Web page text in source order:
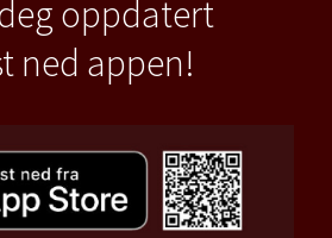
oppdatert
ned appen!